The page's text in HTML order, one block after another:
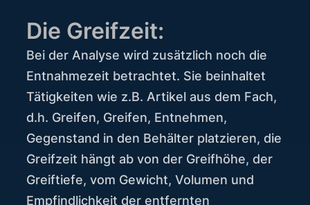
Die Greifzeit:
Bei der Analyse wird zusätzlich noch die
Entnahmezeit betrachtet. Sie beinhaltet
Tätigkeiten wie z.B. Artikel aus dem Fach,
d.h. Greifen, Greifen, Entnehmen,
Gegenstand in den Behälter platzieren, die
Greifzeit hängt ab von der Greifhöhe, der
Greiftiefe, vom Gewicht, Volumen und
Empfindlichkeit der entfernten